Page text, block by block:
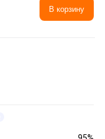
В корзину